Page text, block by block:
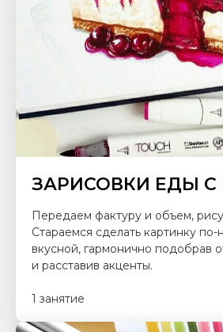
ЗАРИСОВКИ ЕДЫ С
Передаем фактуру и объем,
Стараемся сделать картинку
вкусной, гармонично подобрав
и расставив акценты.
1 занятие